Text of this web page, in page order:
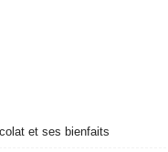
et ses bienfaits